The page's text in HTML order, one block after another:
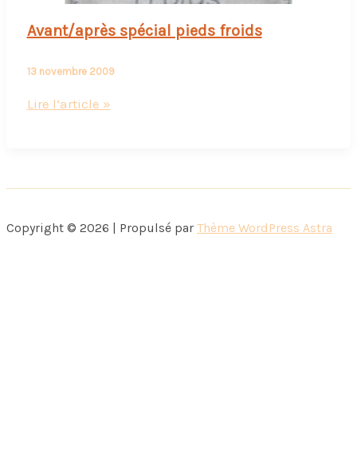
Avant/après spécial pieds froids
13 novembre 2009
Avant/après
Lire l’article »
Copyright © 2026 | Propulsé par Thème WordPress Astra